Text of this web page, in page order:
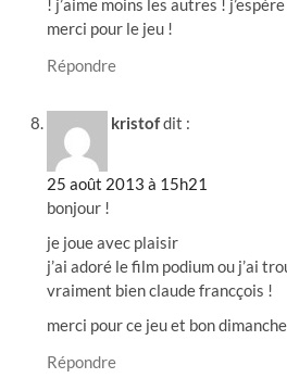
! j’aime moins les autres !
merci pour le jeu !
Répondre
kristofdit :
25 août 2013 à 15h21
bonjour !
je joue avec plaisir
j’ai adoré le film podium ou j’ai
vraiment bien claude francçois !
merci pour ce jeu et bon dimanche
Répondre